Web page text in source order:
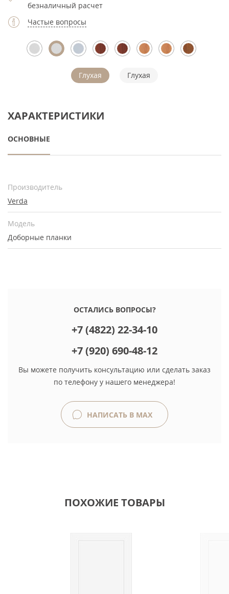
безналичный расчет
Частые вопросы
Глухая Глухая
ХАРАКТЕРИСТИКИ
ОСНОВНЫЕ
Производитель
Verda
Модель
Доборные планки
ОСТАЛИСЬ ВОПРОСЫ?
+7 (4822) 22-34-10
+7 (920) 690-48-12
Вы можете получить консультацию или сделать заказ
по телефону у нашего менеджера!
НАПИСАТЬ В MAX
ПОХОЖИЕ ТОВАРЫ